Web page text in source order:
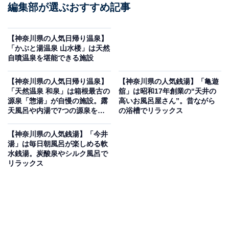
編集部が選ぶおすすめ記事
【神奈川県の人気日帰り温泉】
「かぶと湯温泉 山水楼」は天然
自噴温泉を堪能できる施設
【神奈川県の人気日帰り温泉】
「天然温泉 和泉」は箱根最古の
源泉「惣湯」が自慢の施設。露
天風呂や内湯で7つの源泉を堪
【神奈川県の人気銭湯】「亀遊
舘」は昭和17年創業の“天井の
高いお風呂屋さん”。昔ながら
の浴槽でリラックス
【神奈川県の人気銭湯】「今井
湯」は毎日朝風呂が楽しめる軟
水銭湯。炭酸泉やシルク風呂で
リラックス